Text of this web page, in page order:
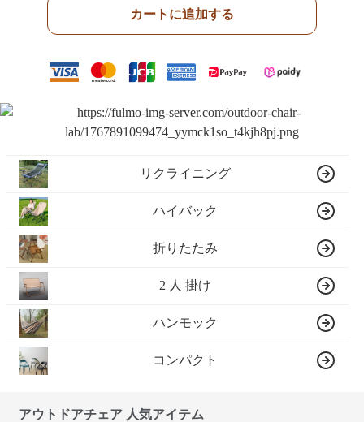
カートに追加する
リクライニング
ハイバック
折りたたみ
2 人 掛け
ハンモック
コンパクト
アウトドアチェア 人気アイテム